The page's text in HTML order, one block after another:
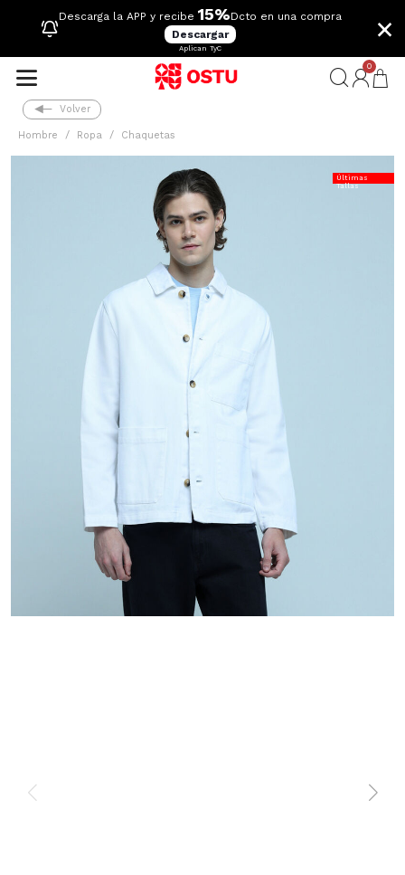
Descarga la APP y recibe 15%Dcto en una compra
Descargar
Aplican TyC
×
0
Volver
Hombre Ropa Chaquetas
Últimas
Tallas